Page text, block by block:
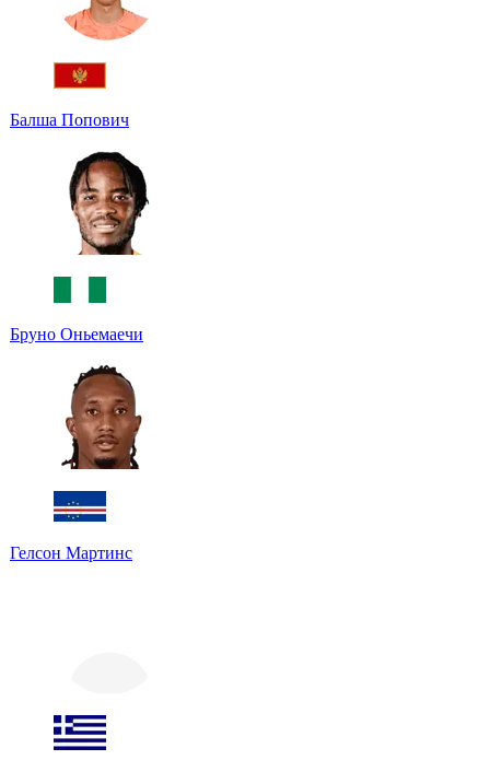
Балша Попович
Бруно Оньемаечи
Гелсон Мартинс